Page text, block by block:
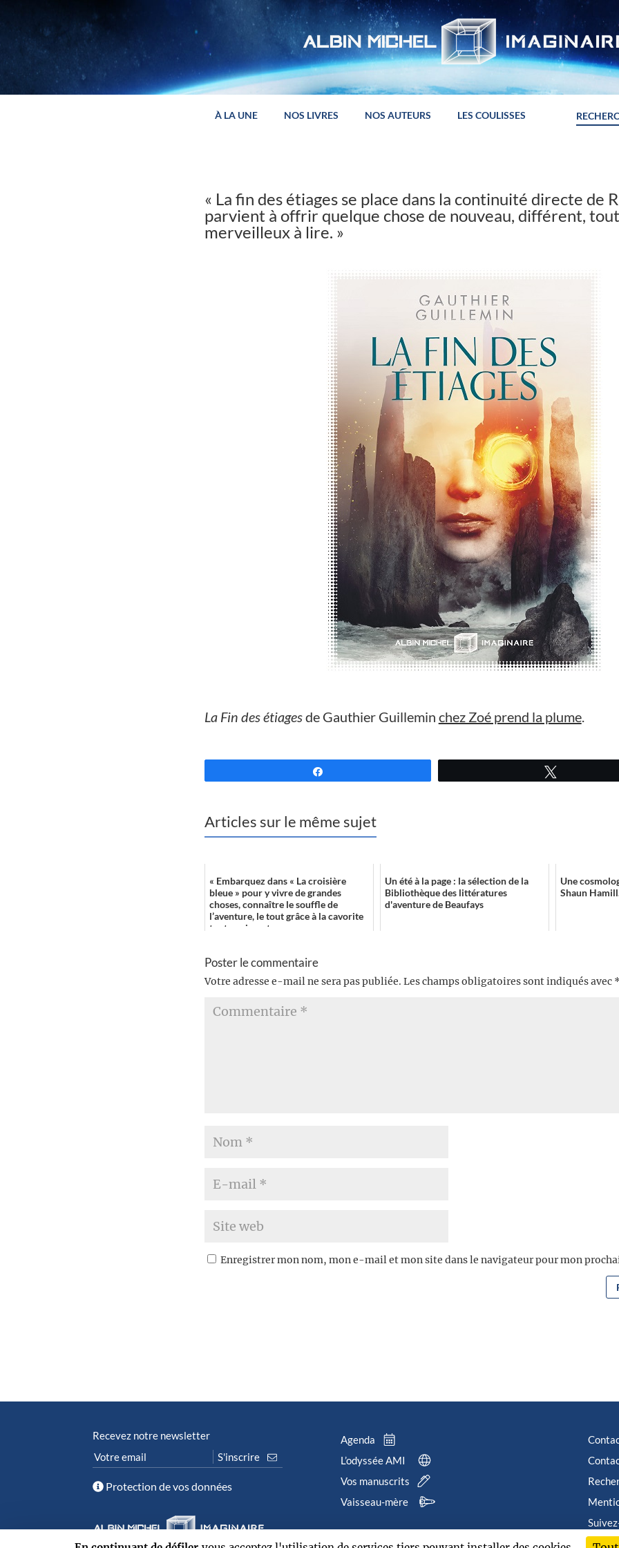
À LA UNE NOS LIVRES NOS AUTEURS LES COULISSES
« La fin des étiages se place dans la continuité directe de
parvient à offrir quelque chose de nouveau, différent,
merveilleux à lire. »
La Fin des étiagesde Gauthier Guillemin chez Zoé prend la plume.
Articles sur le même sujet
« Embarquez dans « La croisière
bleue » pour y vivre de grandes
choses, connaître le souffle de
l’aventure, le tout grâce à la cavorite
toute puissant...
Un été à la page : la sélection de la
Bibliothèque des littératures
d'aventure de Beaufays
Une
Shaun
Poster le commentaire
Votre adresse e-mail ne sera pas publiée. Les champs obligatoires sont indiqués avec
Enregistrer mon nom, mon e-mail et mon site dans le navigateur pour mon
Recevez notre newsletter
Protection de vos données
Agenda
L’odyssée AMI
Vos manuscrits
Vaisseau-mère